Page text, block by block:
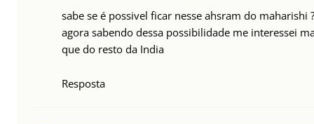
sabe se é possivel ficar nesse ahsram do maharishi
agora sabendo dessa possibilidade me interessei
que do resto da India
Resposta